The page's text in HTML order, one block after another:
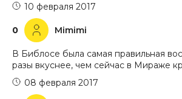
0 Mimimi
10 февраля 2017
В Библосе была самая правильная
разы вкуснее, чем сейчас в Мираже
08 февраля 2017